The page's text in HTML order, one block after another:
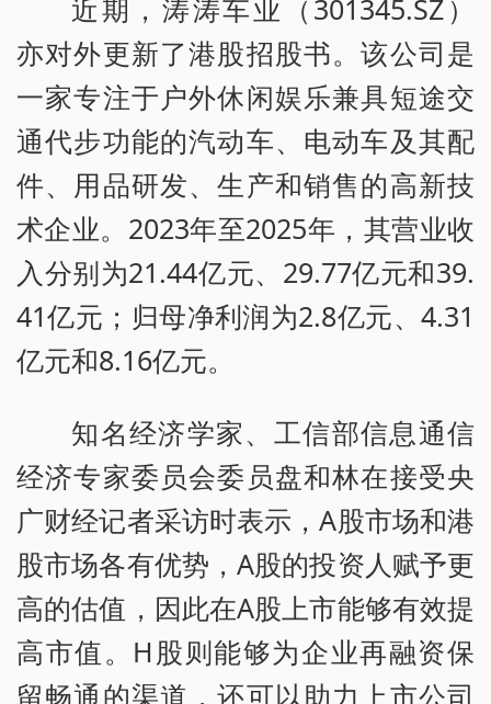
近期，涛涛车业（301345.SZ）
亦对外更新了港股招股书。该公司是
一家专注于户外休闲娱乐兼具短途交
通代步功能的汽动车、电动车及其配
件、用品研发、生产和销售的高新技
术企业。2023年至2025年，其营业收
入分别为21.44亿元、29.77亿元和39.
41亿元；归母净利润为2.8亿元、4.31
亿元和8.16亿元。
知名经济学家、工信部信息通信
经济专家委员会委员盘和林在接受央
广财经记者采访时表示，A股市场和港
股市场各有优势，A股的投资人赋予更
高的估值，因此在A股上市能够有效提
高市值。H股则能够为企业再融资保
留畅通的渠道，还可以助力上市公司